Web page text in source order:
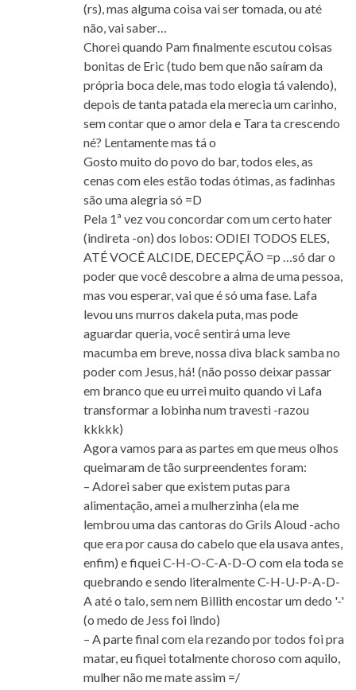
(rs), mas alguma coisa vai ser tomada, ou até
não, vai saber…
Chorei quando Pam finalmente escutou coisas
bonitas de Eric (tudo bem que não saíram da
própria boca dele, mas todo elogia tá valendo),
depois de tanta patada ela merecia um carinho,
sem contar que o amor dela e Tara ta crescendo
né? Lentamente mas tá o
Gosto muito do povo do bar, todos eles, as
cenas com eles estão todas ótimas, as fadinhas
são uma alegria só =D
Pela 1ª vez vou concordar com um certo hater
(indireta -on) dos lobos: ODIEI TODOS ELES,
ATÉ VOCÊ ALCIDE, DECEPÇÃO =p …só dar o
poder que você descobre a alma de uma pessoa,
mas vou esperar, vai que é só uma fase. Lafa
levou uns murros dakela puta, mas pode
aguardar queria, você sentirá uma leve
macumba em breve, nossa diva black samba no
poder com Jesus, há! (não posso deixar passar
em branco que eu urrei muito quando vi Lafa
transformar a lobinha num travesti -razou
kkkkk)
Agora vamos para as partes em que meus olhos
queimaram de tão surpreendentes foram:
– Adorei saber que existem putas para
alimentação, amei a mulherzinha (ela me
lembrou uma das cantoras do Grils Aloud -acho
que era por causa do cabelo que ela usava antes,
enfim) e fiquei C-H-O-C-A-D-O com ela toda se
quebrando e sendo literalmente C-H-U-P-A-D-
A até o talo, sem nem Billith encostar um dedo '-'
(o medo de Jess foi lindo)
– A parte final com ela rezando por todos foi pra
matar, eu fiquei totalmente choroso com aquilo,
mulher não me mate assim =/